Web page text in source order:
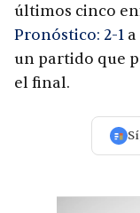
últimos cinco
Pronóstico: 2-1
un partido que
el final.